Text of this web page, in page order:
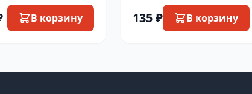
крафт
В корзину
67-89 324 аквамарин
135 ₽ В корзину